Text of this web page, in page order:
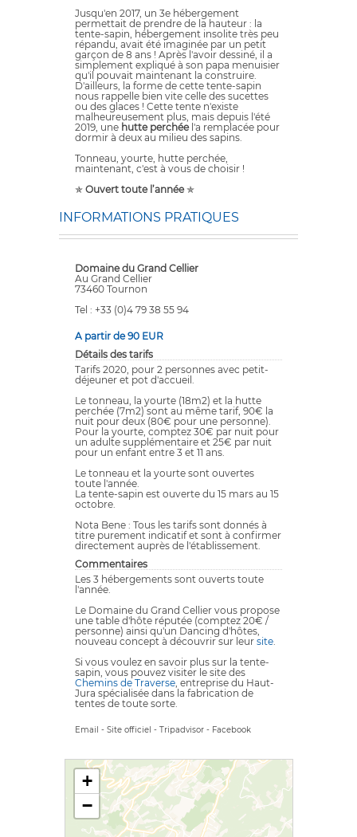
Jusqu'en 2017, un 3e hébergement
permettait de prendre de la hauteur : la
tente-sapin, hébergement insolite très peu
répandu, avait été imaginée par un petit
garçon de 8 ans ! Après l'avoir dessiné, il a
simplement expliqué à son papa menuisier
qu'il pouvait maintenant la construire.
D'ailleurs, la forme de cette tente-sapin
nous rappelle bien vite celle des sucettes
ou des glaces ! Cette tente n'existe
malheureusement plus, mais depuis l'été
2019, une hutte perchéel'a remplacée pour
dormir à deux au milieu des sapins.
Tonneau, yourte, hutte perchée,
maintenant, c'est à vous de choisir !
✯ Ouvert toute l’année✯
INFORMATIONS PRATIQUES
Domaine du Grand Cellier
Au Grand Cellier
73460 Tournon
Tel : +33 (0)4 79 38 55 94
A partir de 90 EUR
Détails des tarifs
Tarifs 2020, pour 2 personnes avec petit-
déjeuner et pot d'accueil.
Le tonneau, la yourte (18m2) et la hutte
perchée (7m2) sont au même tarif, 90€ la
nuit pour deux (80€ pour une personne).
Pour la yourte, comptez 30€ par nuit pour
un adulte supplémentaire et 25€ par nuit
pour un enfant entre 3 et 11 ans.
Le tonneau et la yourte sont ouvertes
toute l'année.
La tente-sapin est ouverte du 15 mars au 15
octobre.
Nota Bene : Tous les tarifs sont donnés à
titre purement indicatif et sont à confirmer
directement auprès de l'établissement.
Commentaires
Les 3 hébergements sont ouverts toute
l'année.
Le Domaine du Grand Cellier vous propose
une table d'hôte réputée (comptez 20€ /
personne) ainsi qu'un Dancing d'hôtes,
nouveau concept à découvrir sur leur site.
Si vous voulez en savoir plus sur la tente-
sapin, vous pouvez visiter le site des
Chemins de Traverse, entreprise du Haut-
Jura spécialisée dans la fabrication de
tentes de toute sorte.
Email - Site officiel - Tripadvisor - Facebook
+
−